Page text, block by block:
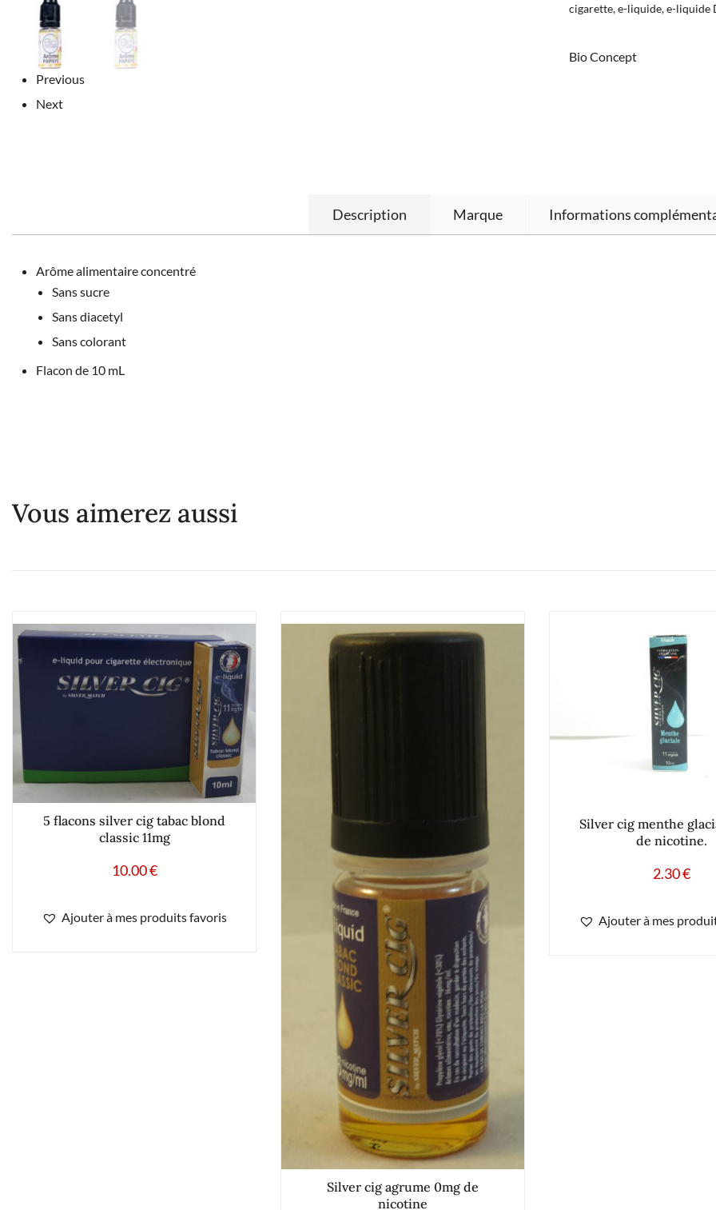
Previous
Next
cigarette,e-liquide,e-liquide
Bio Concept
Description Marque Informations
Arôme alimentaire concentré
Sans sucre
Sans diacetyl
Sans colorant
Flacon de 10 mL
Vous aimerez aussi
5 flacons silver cig tabac blond
classic 11mg
10.00€
Ajouter à mes produits favoris
Silver cig agrume 0mg de
nicotine
Silver cig menthe
de nicotine.
2.30€
Ajouter à mes